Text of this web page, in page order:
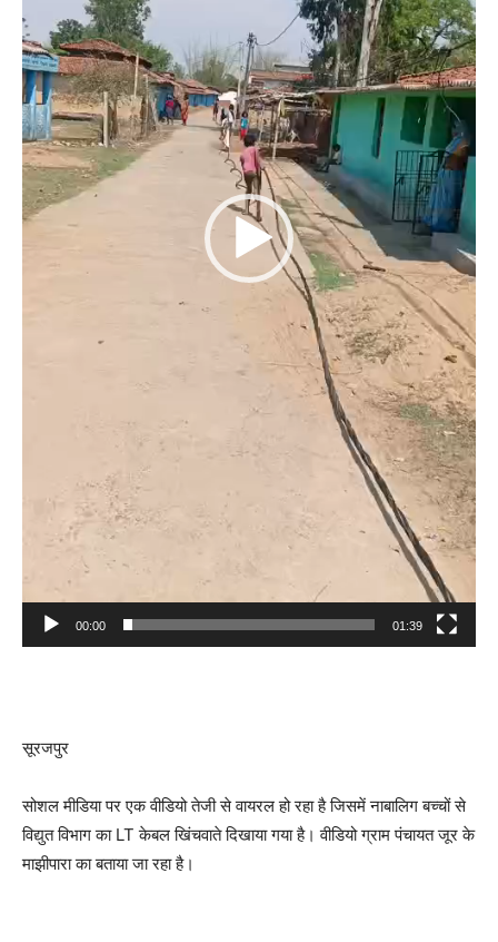
00:00 01:39
सूरजपुर
सोशल मीडिया पर एक वीडियो तेजी से वायरल हो रहा है जिसमें नाबालिग बच्चों से
विद्युत विभाग का LT केबल खिंचवाते दिखाया गया है। वीडियो ग्राम पंचायत जूर के
माझीपारा का बताया जा रहा है।